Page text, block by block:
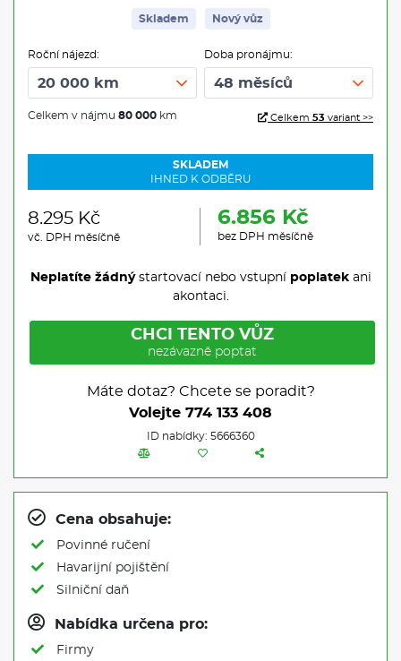
Skladem Nový vůz
Roční nájezd:
Celkem v nájmu 80 000 km
Doba pronájmu:
Celkem 53 variant >>
SKLADEM
IHNED K ODBĚRU
8.295 Kč
vč. DPH měsíčně
6.856 Kč
bez DPH měsíčně
Neplatíte žádnýstartovací nebo vstupní poplatekani
akontaci.
CHCI TENTO VŮZ
nezávazně poptat
Máte dotaz? Chcete se poradit?
Volejte 774 133 408
ID nabídky: 5666360
Cena obsahuje:
Povinné ručení
Havarijní pojištění
Silniční daň
Nabídka určena pro:
Firmy